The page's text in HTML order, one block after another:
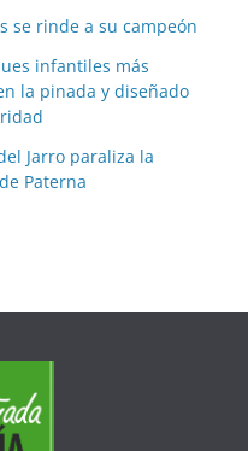
se rinde a su campeón
infantiles más
la pinada y diseñado
Jarro paraliza la
Paterna